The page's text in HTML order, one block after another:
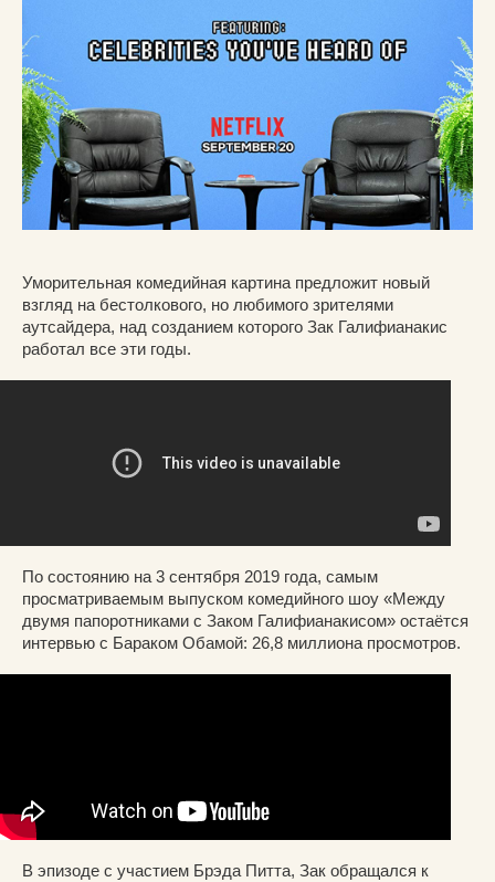
Уморительная комедийная картина предложит новый
взгляд на бестолкового, но любимого зрителями
аутсайдера, над созданием которого Зак Галифианакис
работал все эти годы.
По состоянию на 3 сентября 2019 года, самым
просматриваемым выпуском комедийного шоу «Между
двумя папоротниками с Заком Галифианакисом» остаётся
интервью с Бараком Обамой: 26,8 миллиона просмотров.
В эпизоде с участием Брэда Питта, Зак обращался к